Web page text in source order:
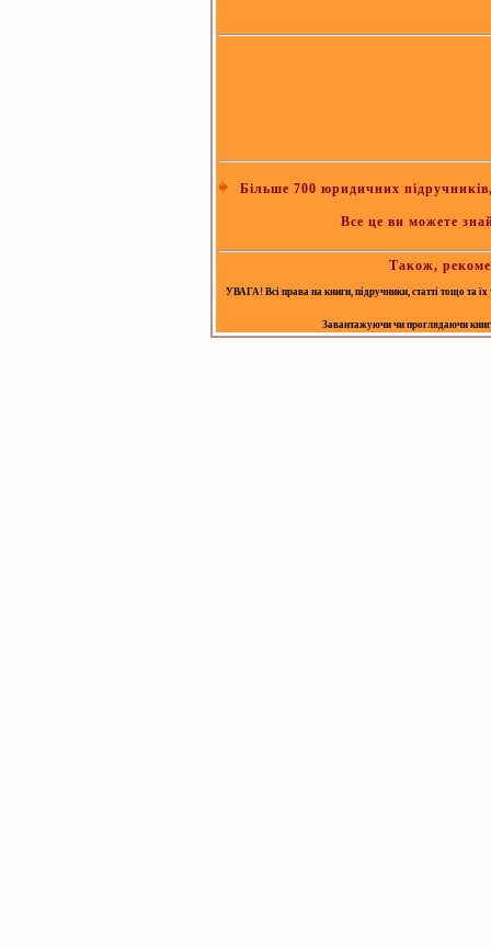
Більше 700 юридичних
Все це ви можете
Також,
УВАГА! Всі права на книги, підручники, статті тощо та
Завантажуючи чи проглядаючи